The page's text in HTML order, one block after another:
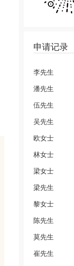
申请记录
李先生
潘先生
伍先生
吴先生
欧女士
林女士
梁女士
梁先生
黎女士
陈先生
莫先生
崔先生